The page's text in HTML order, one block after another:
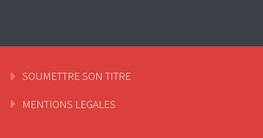
SOUMETTRE SON TITRE
MENTIONS LEGALES